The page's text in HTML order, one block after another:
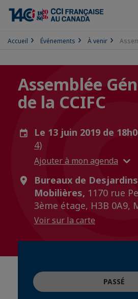
Accueil Événements À venir
Assemblée
de la CCIFC
Le 13 juin 2019 de
4)
Ajouter à mon agenda
Bureaux de
Mobilières, 1170 rue
3ème étage, H3B 0A9,
Voir sur la carte
PASSÉ